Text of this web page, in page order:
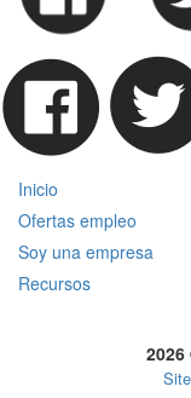
Inicio
Ofertas empleo
Soy una empresa
Recursos